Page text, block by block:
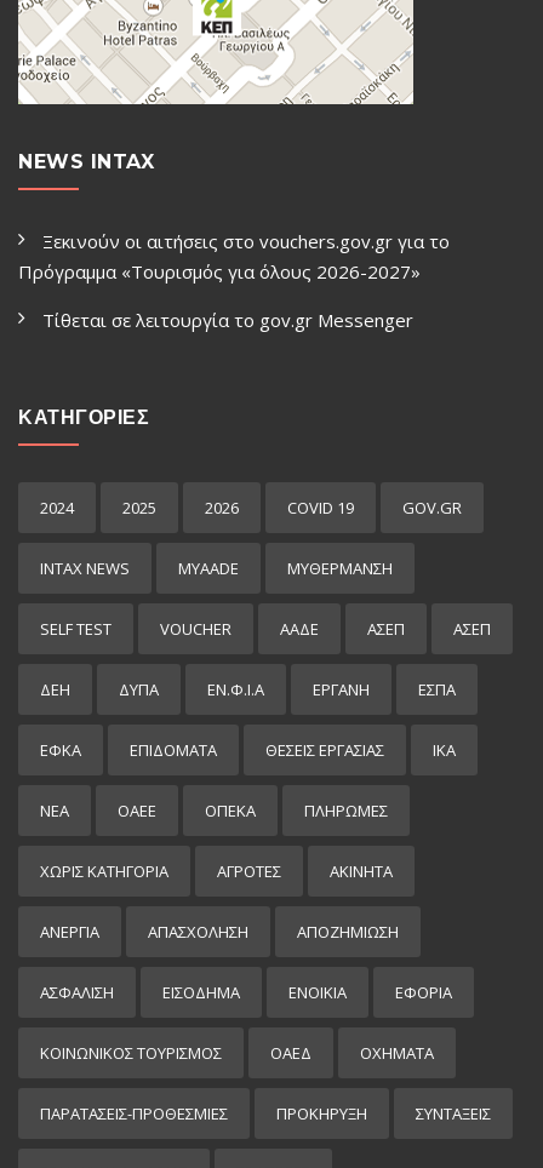
NEWS INTAX
Ξεκινούν οι αιτήσεις στο vouchers.gov.gr για το
Πρόγραμμα «Τουρισμός για όλους 2026-2027»
Τίθεται σε λειτουργία το gov.gr Μessenger
ΚΑΤΗΓΟΡΙΕΣ
2024 2025 2026 COVID 19 GOV.GR
INTAX NEWS MYAADE MYΘΈΡΜΑΝΣΗ
SELF TEST VOUCHER ΑΑΔΕ ΑΣΕΠ ΑΣΕΠ
ΔΕΗ ΔΥΠΑ ΕΝ.Φ.Ι.Α ΕΡΓΑΝΗ ΕΣΠΑ
ΕΦΚΑ ΕΠΙΔΌΜΑΤΑ ΘΕΣΕΙΣ ΕΡΓΑΣΙΑΣ ΙΚΑ
ΝΕΑ ΟΑΕΕ ΟΠΕΚΑ ΠΛΗΡΩΜΕΣ
ΧΩΡΊΣ ΚΑΤΗΓΟΡΊΑ ΑΓΡΟΤΕΣ ΑΚΙΝΗΤΑ
ΑΝΕΡΓΙΑ ΑΠΑΣΧΟΛΗΣΗ ΑΠΟΖΗΜΙΩΣΗ
ΑΣΦΑΛΙΣΗ ΕΙΣΌΔΗΜΑ ΕΝΟΙΚΙΑ ΕΦΟΡΙΑ
ΚΟΙΝΩΝΙΚΟΣ ΤΟΥΡΙΣΜΟΣ ΟΑΕΔ ΟΧΗΜΑΤΑ
ΠΑΡΑΤΑΣΕΙΣ-ΠΡΟΘΕΣΜΙΕΣ ΠΡΟΚΉΡΥΞΗ ΣΥΝΤΑΞΕΙΣ